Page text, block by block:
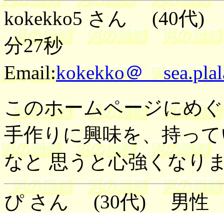
kokekko5 さん (40代)
分27秒
Email:kokekko＠
このホームページにめ
手作りに興味を、持っ
なと 思うと心強くなり
ぴ さん (30代) 男性